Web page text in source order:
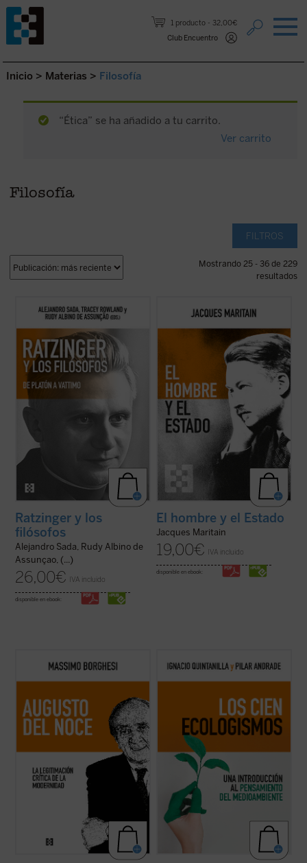
1 producto
32,00€
Club Encuentro
Saltar al contenido.
Inicio > Materias > Filosofía
“Ética” se ha añadido a tu carrito.
Ver carrito
Filosofía
FILTROS
Mostrando 25 - 36 de 229
resultados
La conversación y el diálogo con filósofos
clásicos y contemporáneos es una de las
pensamiento del papa teólogo. Una
compilación de los interlocutores más
relevantes y una visión de conjunto de ...
(ver ficha)
Ratzinger y los
filósofos
Alejandro Sada, Rudy Albino de
Assunçao, (...)
26,00€ IVA incluido
disponible en ebook:
Esta nueva edición es uno de los ensayos
más eruditos y pertinentes de Maritain,
su obra, los estudiosos de la filosofía
política y el público general, que coincide
con la ocasión del 50 aniversario ...(ver
El hombre y el Estado
Jacques Maritain
19,00€ IVA incluido
disponible en ebook:
Este libro pretende recorrer la evolución
del pensamiento filosófico y político de
camino ideal dominado, en los años 1940-
1950, por una intención fundamental: la ...
(ver ficha)
ecologismo, los autores revisan el impacto
posibilidad de una filosofía de la ...
(ver